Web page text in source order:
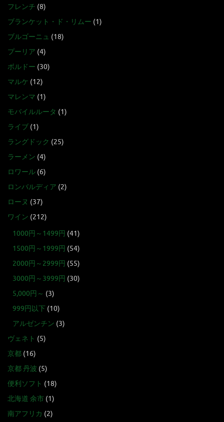
フレンチ (8)
ブランケット・ド・リムー (1)
ブルゴーニュ (18)
プーリア (4)
ボルドー (30)
マルケ (12)
マレンマ (1)
モバイルルータ (1)
ライブ (1)
ラングドック (25)
ラーメン (4)
ロワール (6)
ロンバルディア (2)
ローヌ (37)
ワイン (212)
1000円～1499円 (41)
1500円～1999円 (54)
2000円～2999円 (55)
3000円～3999円 (30)
5,000円～ (3)
999円以下 (10)
アルゼンチン (3)
ヴェネト (5)
京都 (16)
京都 丹波 (5)
便利ソフト (18)
北海道 余市 (1)
南アフリカ (2)